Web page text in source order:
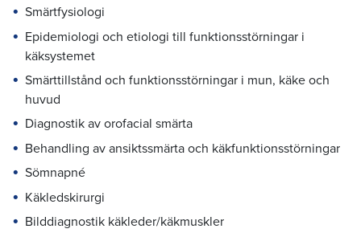
Smärtfysiologi
Epidemiologi och etiologi till funktionsstörningar i
käksystemet
Smärttillstånd och funktionsstörningar i mun, käke och
huvud
Diagnostik av orofacial smärta
Behandling av ansiktssmärta och käkfunktionsstörningar
Sömnapné
Käkledskirurgi
Bilddiagnostik käkleder/käkmuskler